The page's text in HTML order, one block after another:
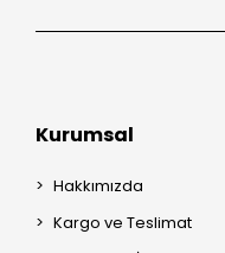
Kurumsal
Hakkımızda
Kargo ve Teslimat